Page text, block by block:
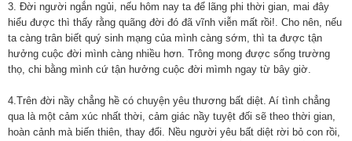
3. Đời người ngắn ngủi, nếu hôm nay ta để lãng phi thời gian, mai đây
hiểu được thì thấy rằng quãng đời đó đã vĩnh viễn mất rồi!. Cho nên, nếu
ta càng trân biết quý sinh mạng của mình càng sớm, thì ta được tận
hưởng cuộc đời mình càng nhiều hơn. Trông mong được sống trường
thọ, chi bằng mình cứ tận hưởng cuộc đời mìmh ngay từ bây giờ.
4.Trên đời nầy chẳng hề có chuyện yêu thương bất diệt. Aí tình chẳng
qua là một cảm xúc nhất thời, cảm giác nầy tuyệt đối sẽ theo thời gian,
hoàn cảnh mà biến thiên, thay đổi. Nều người yêu bất diệt rời bỏ con rồi,